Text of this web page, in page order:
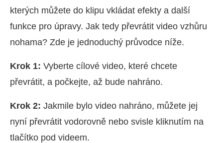
kterých můžete do klipu vkládat efekty a další
funkce pro úpravy. Jak tedy převrátit video vzhůru
nohama? Zde je jednoduchý průvodce níže.
Krok 1: Vyberte cílové video, které chcete
převrátit, a počkejte, až bude nahráno.
Krok 2: Jakmile bylo video nahráno, můžete jej
nyní převrátit vodorovně nebo svisle kliknutím na
tlačítko pod videem.